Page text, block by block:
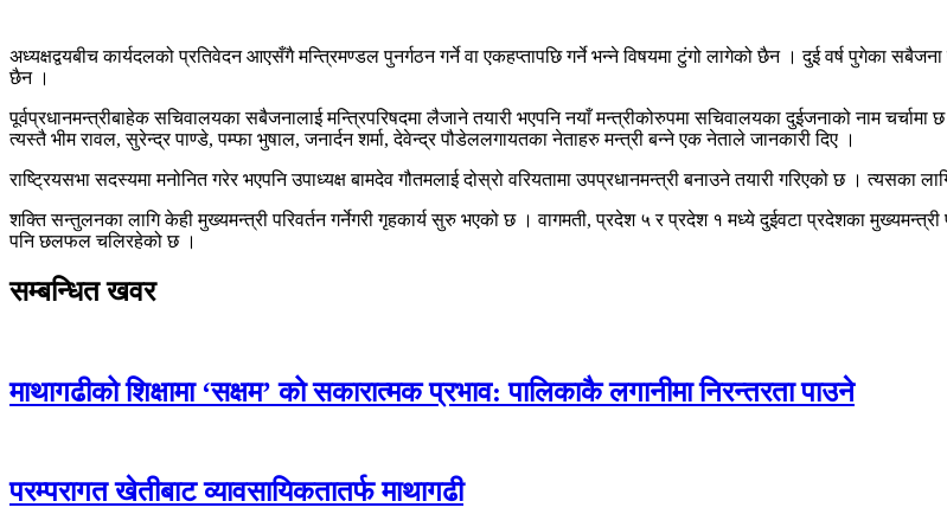
अध्यक्षद्वयबीच कार्यदलको प्रतिवेदन आएसँगै मन्त्रिमण्डल पुनर्गठन गर्ने वा एकहप्तापछि गर्ने भन्ने विषयमा टुंगो लागेको छैन । दुई वर्ष पुगेका
छैन ।
पूर्वप्रधानमन्त्रीबाहेक सचिवालयका सबैजनालाई मन्त्रिपरिषदमा लैजाने तयारी भएपनि नयाँ मन्त्रीकोरुपमा सचिवालयका दुईजनाको नाम
त्यस्तै भीम रावल, सुरेन्द्र पाण्डे, पम्फा भुषाल, जनार्दन शर्मा, देवेन्द्र पौडेललगायतका नेताहरु मन्त्री बन्ने एक नेताले जानकारी दिए ।
राष्ट्रियसभा सदस्यमा मनोनित गरेर भएपनि उपाध्यक्ष बामदेव गौतमलाई दोस्रो वरियतामा उपप्रधानमन्त्री बनाउने तयारी गरिएको छ । त्यसका
शक्ति सन्तुलनका लागि केही मुख्यमन्त्री परिवर्तन गर्नेगरी गृहकार्य सुरु भएको छ । वागमती, प्रदेश ५ र प्रदेश १ मध्ये दुईवटा प्रदेशका
पनि छलफल चलिरहेको छ ।
सम्बन्धित खवर
माथागढीको शिक्षामा ‘सक्षम’ को सकारात्मक प्रभाव: पालिकाकै लगानीमा निरन्तरता पाउने
परम्परागत खेतीबाट व्यावसायिकतातर्फ माथागढी